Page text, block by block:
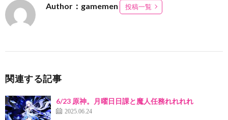
Author：gamemen 投稿一覧
関連する記事
6/23 原神。月曜日日課と魔人任務れれれれ
2025.06.24